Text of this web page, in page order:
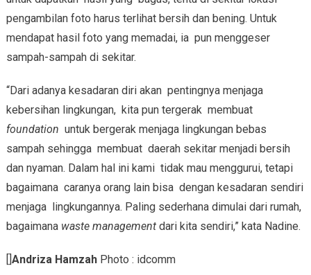
pengambilan foto harus terlihat bersih dan bening. Untuk
mendapat hasil foto yang memadai, ia pun menggeser
sampah-sampah di sekitar.
“Dari adanya kesadaran diri akan pentingnya menjaga
kebersihan lingkungan, kita pun tergerak membuat
foundation untuk bergerak menjaga lingkungan bebas
sampah sehingga membuat daerah sekitar menjadi bersih
dan nyaman. Dalam hal ini kami tidak mau menggurui, tetapi
bagaimana caranya orang lain bisa dengan kesadaran sendiri
menjaga lingkungannya. Paling sederhana dimulai dari rumah,
bagaimana waste managementdari kita sendiri,” kata Nadine.
Andriza HamzahPhoto : idcomm